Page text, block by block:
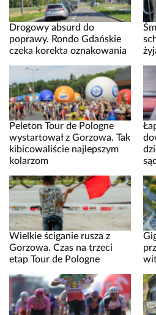
Drogowy absurd do
poprawy. Rondo Gdańskie
czeka korekta oznakowania
Peleton Tour de Pologne
wystartował z Gorzowa. Tak
kibicowaliście najlepszym
kolarzom
Wielkie ściganie rusza z
Gorzowa. Czas na trzeci
etap Tour de Pologne